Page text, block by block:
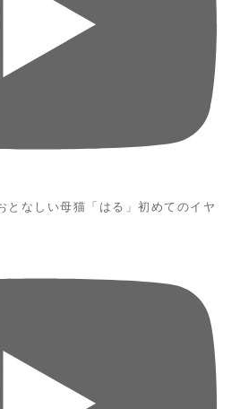
となしい母猫「はる」初めてのイヤ